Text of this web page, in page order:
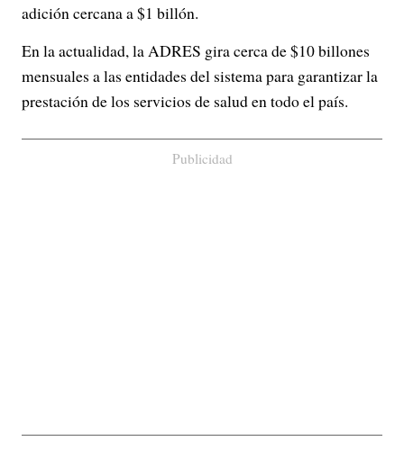
adición cercana a $1 billón.
En la actualidad, la ADRES gira cerca de $10 billones
mensuales a las entidades del sistema para garantizar la
prestación de los servicios de salud en todo el país.
Publicidad